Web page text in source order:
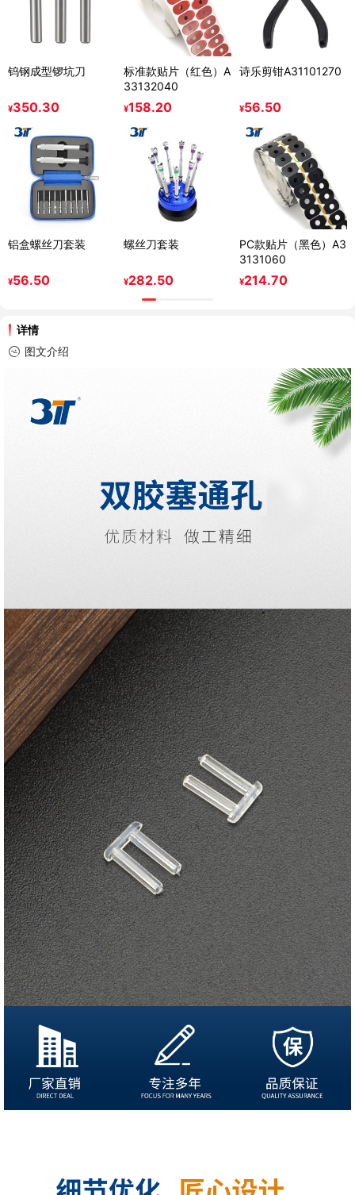
钨钢成型锣坑刀
¥350.30
标准款贴片（红色）A
33132040
¥158.20
诗乐剪钳A31101270
¥56.50
铝盒螺丝刀套装
¥56.50
螺丝刀套装
¥282.50
PC款贴片（黑色）A3
3131060
¥214.70
详情
图文介绍